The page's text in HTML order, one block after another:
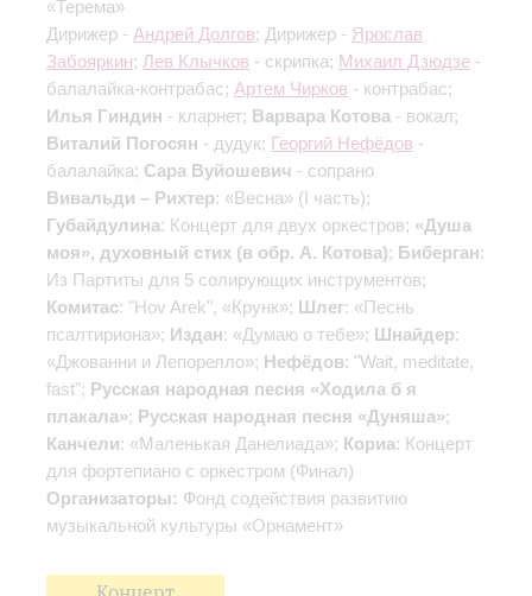
«Терема»
Дирижер - Андрей Долгов; Дирижер - Ярослав
Забояркин; Лев Клычков - скрипка; Михаил Дзюдзе -
балалайка-контрабас; Артем Чирков - контрабас;
Илья Гиндин - кларнет; Варвара Котова - вокал;
Виталий Погосян - дудук; Георгий Нефёдов -
балалайка; Сара Вуйошевич - сопрано
Вивальди – Рихтер: «Весна» (I часть);
Губайдулина: Концерт для двух оркестров; «Душа
моя», духовный стих (в обр. А. Котова); Биберган:
Из Партиты для 5 солирующих инструментов;
Комитас: "Hov Arek", «Крунк»; Шлег: «Песнь
псалтириона»; Издан: «Думаю о тебе»; Шнайдер:
«Джованни и Лепорелло»; Нефёдов: "Wait, meditate,
fast"; Русская народная песня «Ходила б я
плакала»; Русская народная песня «Дуняша»;
Канчели: «Маленькая Данелиада»; Кориа: Концерт
для фортепиано с оркестром (Финал)
Организаторы: Фонд содействия развитию
музыкальной культуры «Орнамент»